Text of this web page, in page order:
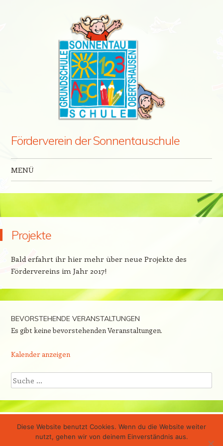
Förderverein der Sonnentauschule
MENÜ
Projekte
Bald erfahrt ihr hier mehr über neue Projekte des
Fördervereins im Jahr 2017!
BEVORSTEHENDE VERANSTALTUNGEN
Es gibt keine bevorstehenden Veranstaltungen.
Kalender anzeigen
Suche
Stolz präsentiert von WordPress
Theme: Confit von
Diese Website benutzt Cookies. Wenn du die Website weiter
nutzt, gehen wir von deinem Einverständnis aus.